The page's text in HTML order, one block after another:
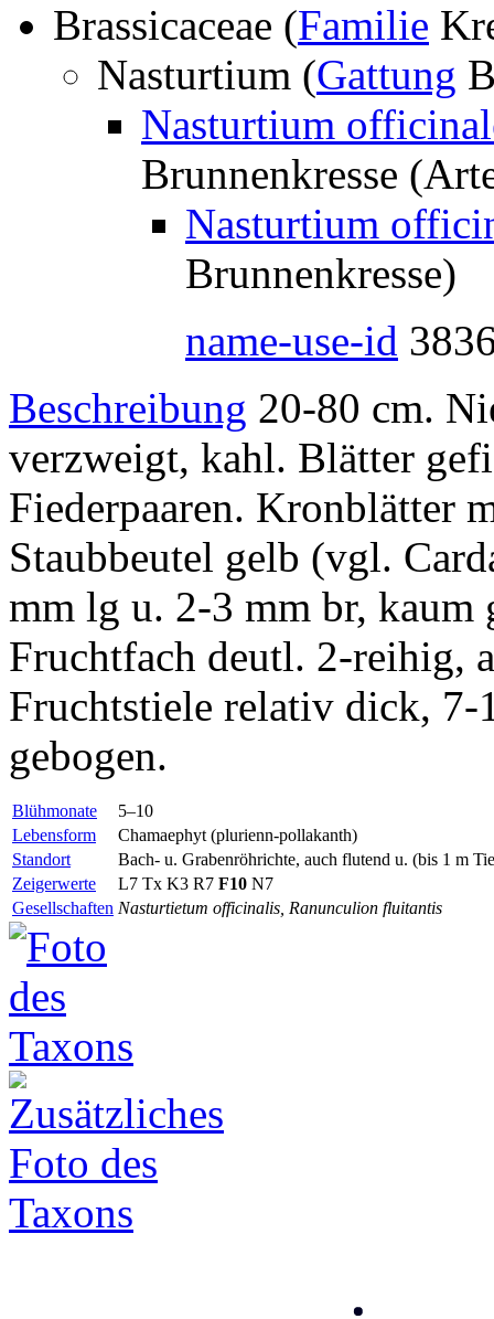
Brassicaceae (Familie
Nasturtium (Gattung
Nasturtium
Brunnenkresse
Nasturtium
Brunnenkresse)
name-use-id
Beschreibung 20-80 cm.
verzweigt, kahl. Blätter
Fiederpaaren. Kronblätter
Staubbeutel gelb (vgl.
mm lg u. 2-3 mm br, kaum
Fruchtfach deutl. 2-reihig,
Fruchtstiele relativ dick, 7-
gebogen.
Blühmonate
5–10
Lebensform
Chamaephyt (plurienn-pollakanth)
Standort
Bach- u. Grabenröhrichte, auch flutend u. (bis 1 m
Zeigerwerte
L7 Tx K3 R7 F10 N7
Gesellschaften Nasturtietum officinalis, Ranunculion fluitantis